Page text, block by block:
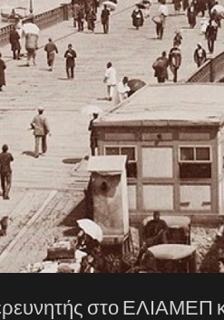
στο ΕΛΙΑΜΕΠ